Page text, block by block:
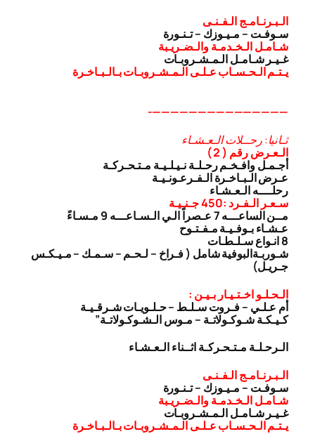
الـبـرنـامـج الـفـنـى
سـوفـت – مـيـوزك – تـنـورة
شـامـل الـخـدمـة والـضـريـبة
غـيـر شـامـل الـمـشـروبـات
يـتـم الـحـسـاب عـلـى الـمـشـروبـات بـالـبـاخـرة
———————————————-
ثـانيا: رحــلات الـعـشـاء
الـعـرض رقم ( 2 )
أجـمـل وافـخـم رحـلـة نـيـلـيـة مـتـحـركـة
عـرض الـبـاخـرة الـفـرعـونـيـة
رحلــــه الـعـشـاء
سـعـر الـفـرد :450 جـنـيـة
مــن الساعـــه 7 عـصراً الـي الـسـاعـــه 9 مـسـاءً
عـشـاء بـوفـيـة مـفـتـوح
8 انـواع سـلـطـات
شـوربـةالبوفية شامل ( فـراخ – لـحـم – سـمـك – مـيـكـس
جـريـل)
الـحـلـو اخـتـيـار بـيـن :
أم عـلـي – فـروت سـلـط – حـلـويـات شـرقـيـة
كـيـكـة شـوكـولاتـة – مـوس الـشـوكـولاتـة”
الـرحـلـة مـتـحـركـة اثــناء الـعـشـاء
الـبـرنـامـج الـفـنـى
سـوفـت – مـيـوزك – تـنـورة
شـامـل الـخـدمـة والـضـريـبة
غـيـر شـامـل الـمـشـروبـات
يـتـم الـحـسـاب عـلـى الـمـشـروبـات بـالـبـاخـرة